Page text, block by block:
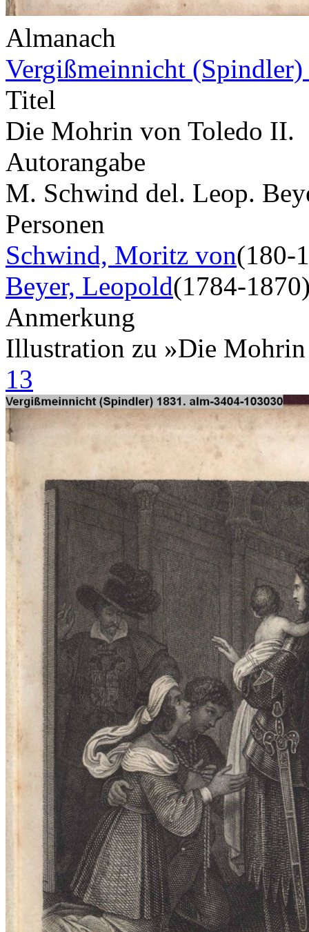
Almanach
Vergißmeinnicht (Spindler)
Titel
Die Mohrin von Toledo II.
Autorangabe
M. Schwind del. Leop.
Personen
Schwind, Moritz von(180-
Beyer, Leopold(1784-
Anmerkung
Illustration zu »Die
13